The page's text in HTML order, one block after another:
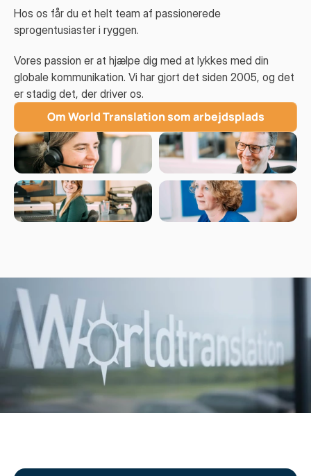
Hos os får du et helt team af passionerede
sprogentusiaster i ryggen.
Vores passion er at hjælpe dig med at lykkes med din
globale kommunikation. Vi har gjort det siden 2005, og det
er stadig det, der driver os.
Om World Translation som arbejdsplads